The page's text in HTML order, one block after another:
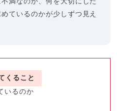
満なのか、何を大切にした
ているのかが少しずつ見え
くること
いるのか